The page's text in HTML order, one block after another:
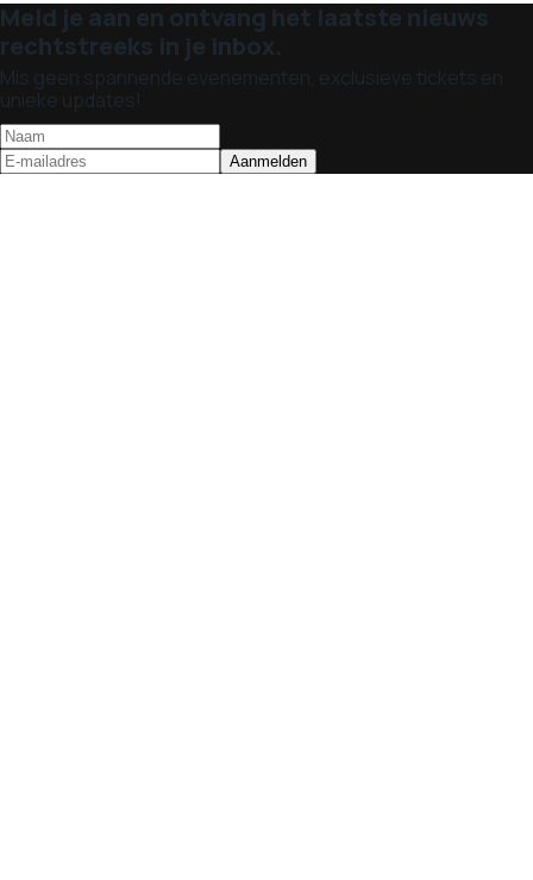
Meld je aan en ontvang het laatste nieuws
rechtstreeks in je inbox.
Mis geen spannende evenementen, exclusieve tickets en
unieke updates!